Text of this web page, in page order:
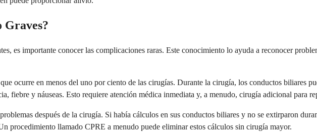
Graves?
es importante conocer las complicaciones raras. Este conocimiento lo ayuda a reconocer
ocurre en menos del uno por ciento de las cirugías. Durante la cirugía, los conductos biliares
fiebre y náuseas. Esto requiere atención médica inmediata y, a menudo, cirugía adicional para
después de la cirugía. Si había cálculos en sus conductos biliares y no se extirparon
procedimiento llamado CPRE a menudo puede eliminar estos cálculos sin cirugía mayor.